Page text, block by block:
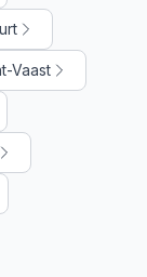
Vaast